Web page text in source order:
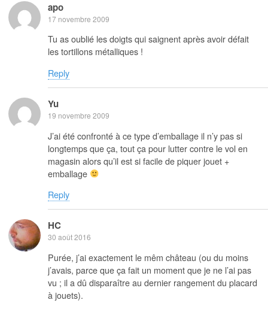
apo
17 novembre 2009
Tu as oublié les doigts qui saignent après avoir défait
les tortillons métalliques !
Reply
Yu
19 novembre 2009
J’ai été confronté à ce type d’emballage il n’y pas si
longtemps que ça, tout ça pour lutter contre le vol en
magasin alors qu’il est si facile de piquer jouet +
emballage
Reply
HC
30 août 2016
Purée, j’ai exactement le mêm château (ou du moins
j’avais, parce que ça fait un moment que je ne l’ai pas
vu ; il a dû disparaître au dernier rangement du placard
à jouets).